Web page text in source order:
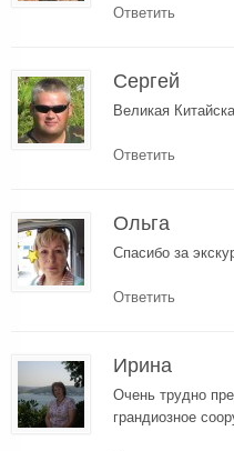
Ответить
Сергей
Великая
Ответить
Ольга
Спасибо за
Ответить
Ирина
Очень трудно
грандиозное